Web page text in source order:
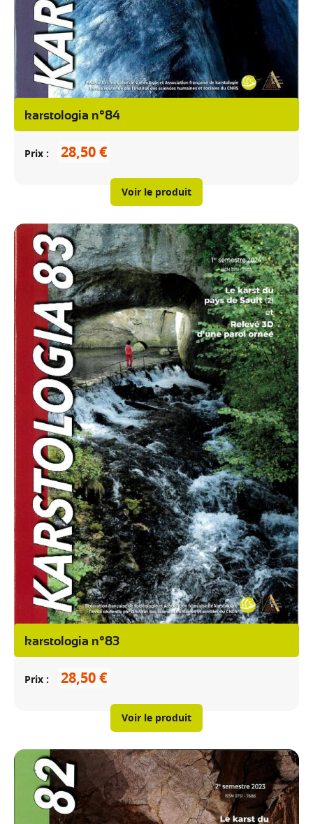
karstologia n°84
Prix 28,50 €
Voir le produit
karstologia n°83
Prix 28,50 €
Voir le produit